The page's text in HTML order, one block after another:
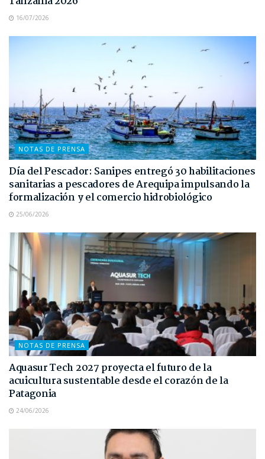
16/07/2026
NOTAS DE PRENSA
Día del Pescador: Sanipes entregó 30 habilitaciones
sanitarias a pescadores de Arequipa impulsando la
formalización y el comercio hidrobiológico
25/06/2026
NOTAS DE PRENSA
Aquasur Tech 2027 proyecta el futuro de la
acuicultura sustentable desde el corazón de la
Patagonia
24/06/2026